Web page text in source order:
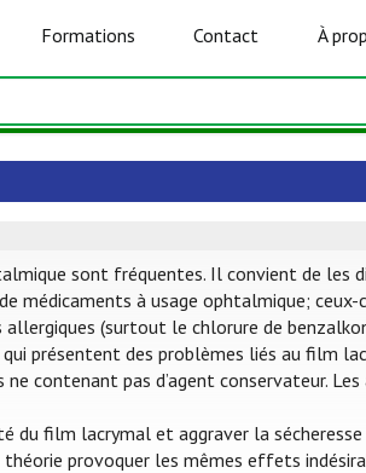
Formations Contact À
sont fréquentes. Il convient de les
médicaments à usage ophtalmique;
(surtout le chlorure de
présentent des problèmes liés au film
contenant pas d’agent conservateur.
film lacrymal et aggraver la sécheresse
provoquer les mêmes effets